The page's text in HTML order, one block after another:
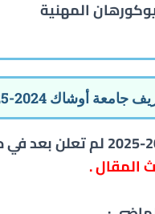
المهنية
أوشاك 2024-2025
أقساط عام 2024-2025 لم
المقال .